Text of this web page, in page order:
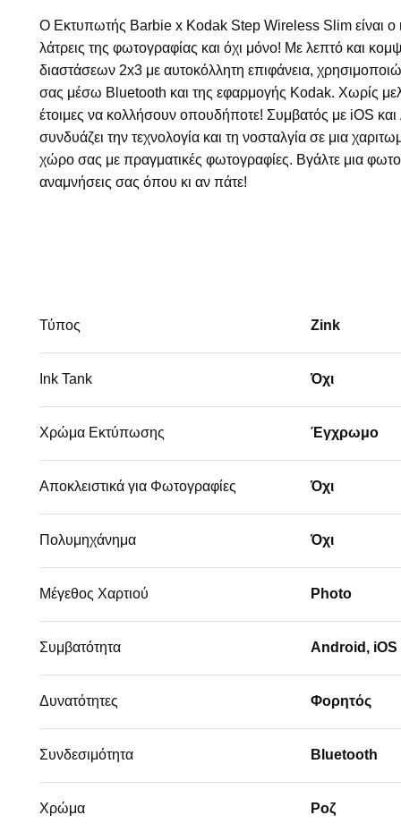
Ο Εκτυπωτής Barbie x Kodak Step Wireless Slim είναι ο
λάτρεις της φωτογραφίας και όχι μόνο! Με λεπτό και
διαστάσεων 2x3 με αυτοκόλλητη επιφάνεια,
σας μέσω Bluetooth και της εφαρμογής Kodak. Χωρίς
έτοιμες να κολλήσουν οπουδήποτε! Συμβατός με iOS
συνδυάζει την τεχνολογία και τη νοσταλγία σε μια
χώρο σας με πραγματικές φωτογραφίες. Βγάλτε μια
αναμνήσεις σας όπου κι αν πάτε!
Τύπος Zink
Ink Tank Όχι
Χρώμα Εκτύπωσης Έγχρωμο
Αποκλειστικά για Φωτογραφίες Όχι
Πολυμηχάνημα Όχι
Μέγεθος Χαρτιού Photo
Συμβατότητα Android, iOS
Δυνατότητες Φορητός
Συνδεσιμότητα Bluetooth
Χρώμα Ροζ